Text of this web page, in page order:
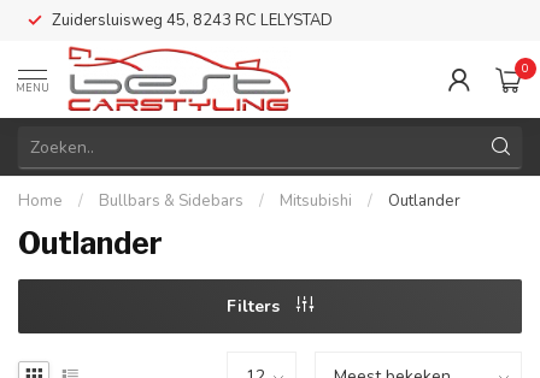
Zuidersluisweg 45, 8243 RC LELYSTAD
MENU
0
Home / Bullbars & Sidebars / Mitsubishi / Outlander
Outlander
Filters